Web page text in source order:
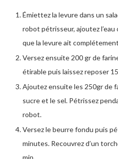
Émiettez la levure dans un
robot pétrisseur, ajoutez l’eau
que la levure ait
Versez ensuite 200 gr de
étirable puis laissez reposer
Ajoutez ensuite les 250gr de
sucre et le sel. Pétrissez
robot.
Versez le beurre fondu puis
minutes. Recouvrez d’un
min.